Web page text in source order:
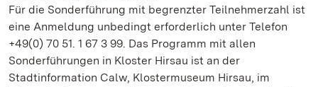
Für die Sonderführung mit begrenzter Teilnehmerzahl ist
eine Anmeldung unbedingt erforderlich unter Telefon
+49(0) 70 51. 1 67 3 99. Das Programm mit allen
Sonderführungen in Kloster Hirsau ist an der
Stadtinformation Calw, Klostermuseum Hirsau, im